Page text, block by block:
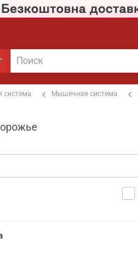
система Мышечная система